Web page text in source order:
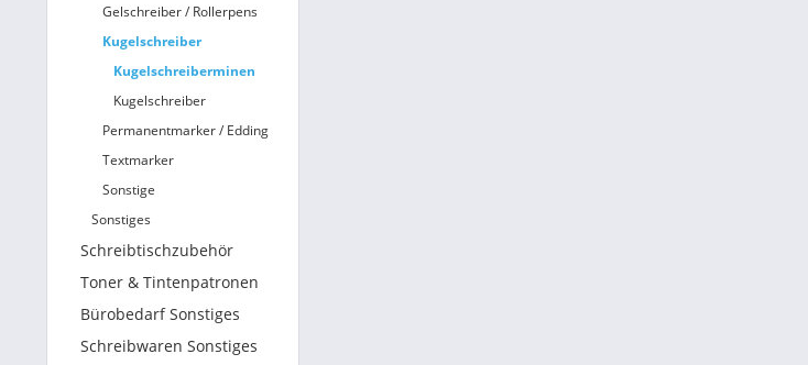
Gelschreiber / Rollerpens
Kugelschreiber
Kugelschreiberminen
Kugelschreiber
Permanentmarker / Edding
Textmarker
Sonstige
Sonstiges
Schreibtischzubehör
Toner & Tintenpatronen
Bürobedarf Sonstiges
Schreibwaren Sonstiges